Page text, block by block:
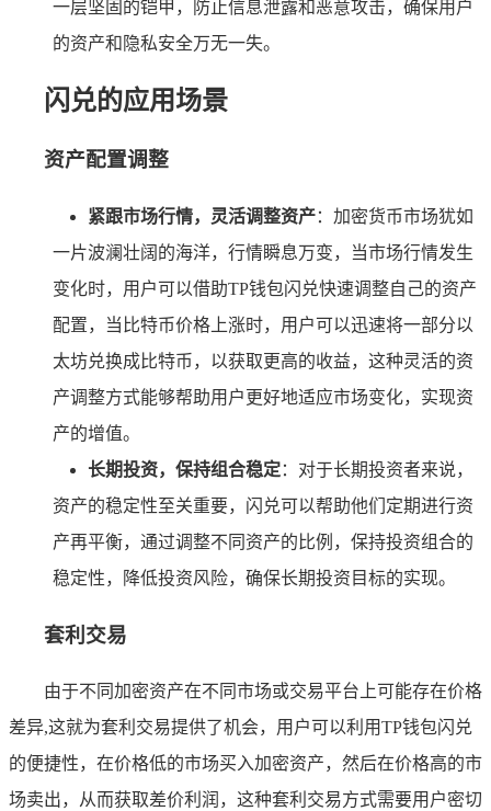
一层坚固的铠甲，防止信息泄露和恶意攻击，确保用户
的资产和隐私安全万无一失。
闪兑的应用场景
资产配置调整
紧跟市场行情，灵活调整资产：加密货币市场犹如
一片波澜壮阔的海洋，行情瞬息万变，当市场行情发生
变化时，用户可以借助TP钱包闪兑快速调整自己的资产
配置，当比特币价格上涨时，用户可以迅速将一部分以
太坊兑换成比特币，以获取更高的收益，这种灵活的资
产调整方式能够帮助用户更好地适应市场变化，实现资
产的增值。
长期投资，保持组合稳定：对于长期投资者来说，
资产的稳定性至关重要，闪兑可以帮助他们定期进行资
产再平衡，通过调整不同资产的比例，保持投资组合的
稳定性，降低投资风险，确保长期投资目标的实现。
套利交易
由于不同加密资产在不同市场或交易平台上可能存在价格
差异,这就为套利交易提供了机会，用户可以利用TP钱包闪兑
的便捷性，在价格低的市场买入加密资产，然后在价格高的市
场卖出，从而获取差价利润，这种套利交易方式需要用户密切